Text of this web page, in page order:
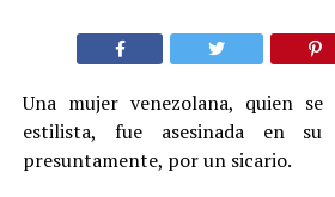
Una mujer venezolana, quien se
estilista, fue asesinada en
presuntamente, por un sicario.